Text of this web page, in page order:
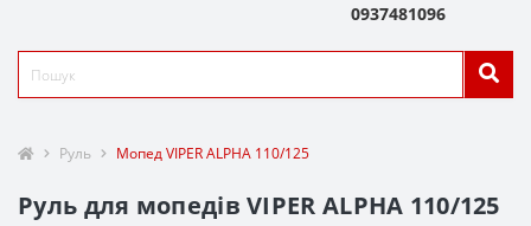
0937481096
Руль Мопед VIPER ALPHA 110/125
Руль для мопедів VIPER ALPHA 110/125